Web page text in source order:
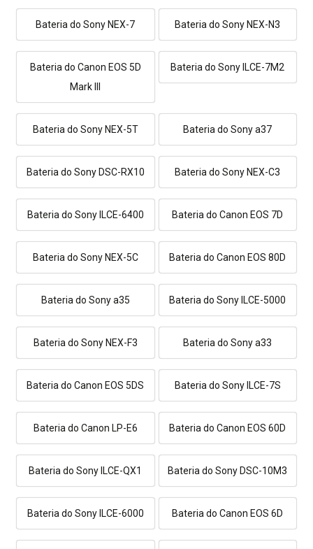
Bateria do Sony NEX-7 Bateria do Sony NEX-N3
Bateria do Canon EOS 5D
Mark III
Bateria do Sony ILCE-7M2
Bateria do Sony NEX-5T Bateria do Sony a37
Bateria do Sony DSC-RX10 Bateria do Sony NEX-C3
Bateria do Sony ILCE-6400 Bateria do Canon EOS 7D
Bateria do Sony NEX-5C Bateria do Canon EOS 80D
Bateria do Sony a35 Bateria do Sony ILCE-5000
Bateria do Sony NEX-F3 Bateria do Sony a33
Bateria do Canon EOS 5DS Bateria do Sony ILCE-7S
Bateria do Canon LP-E6 Bateria do Canon EOS 60D
Bateria do Sony ILCE-QX1 Bateria do Sony DSC-10M3
Bateria do Sony ILCE-6000 Bateria do Canon EOS 6D